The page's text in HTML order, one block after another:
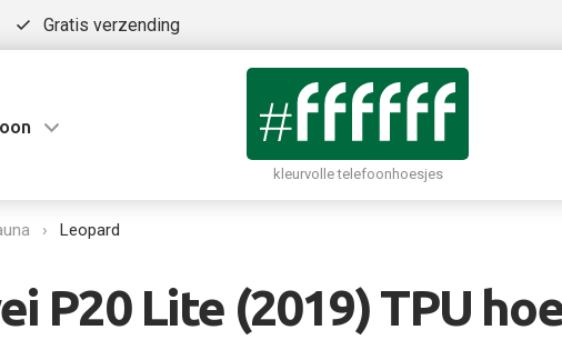
Gratis verzending
kleurvolle telefoonhoesjes
Leopard
P20 Lite (2019) TPU